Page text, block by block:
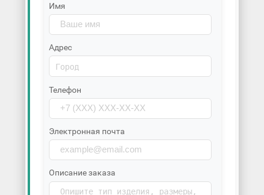
Имя
Адрес
Телефон
Электронная почта
Описание заказа